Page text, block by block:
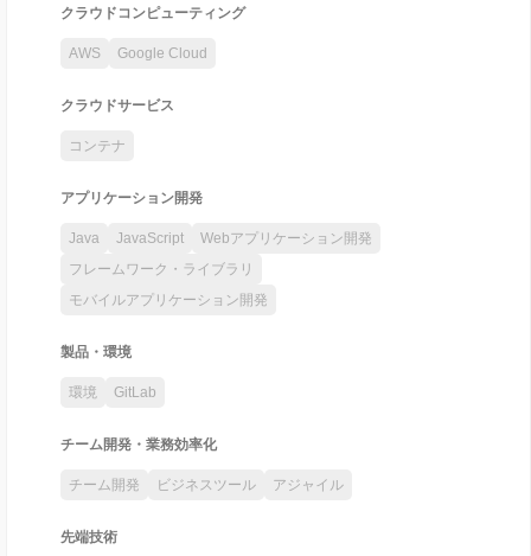
クラウドコンピューティング
AWS Google Cloud
クラウドサービス
コンテナ
アプリケーション開発
Java JavaScript
Webアプリケーション開発
フレームワーク・ライブラリ
モバイルアプリケーション開発
製品・環境
環境 GitLab
チーム開発・業務効率化
チーム開発 ビジネスツール アジャイル
先端技術